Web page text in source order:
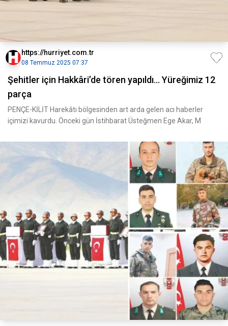
https://hurriyet.com.tr
08 Temmuz 2025 07:37
Şehitler için Hakkâri’de tören yapıldı... Yüreğimiz 12
parça
PENÇE-KİLİT Harekâtı bölgesinden art arda gelen acı haberler
içimizi kavurdu. Önceki gün İstihbarat Üsteğmen Ege Akar, M